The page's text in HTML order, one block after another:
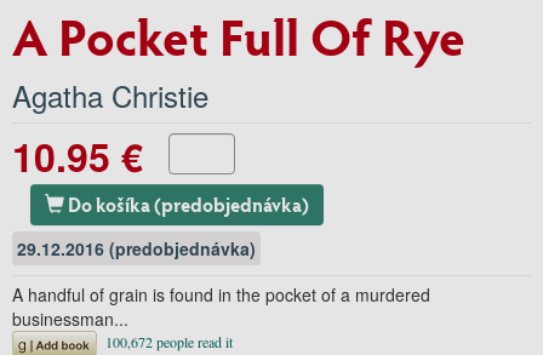
A Pocket Full Of Rye
Agatha Christie
10.95 €
Do košíka (predobjednávka)
29.12.2016 (predobjednávka)
A handful of grain is found in the pocket of a murdered
businessman...